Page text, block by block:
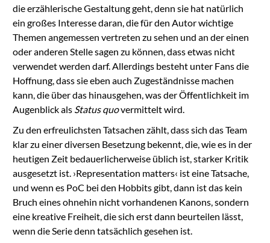
die erzählerische Gestaltung geht, denn sie hat natürlich
ein großes Interesse daran, die für den Autor wichtige
Themen angemessen vertreten zu sehen und an der einen
oder anderen Stelle sagen zu können, dass etwas nicht
verwendet werden darf. Allerdings besteht unter Fans die
Hoffnung, dass sie eben auch Zugeständnisse machen
kann, die über das hinausgehen, was der Öffentlichkeit im
Augenblick als Status quovermittelt wird.
Zu den erfreulichsten Tatsachen zählt, dass sich das Team
klar zu einer diversen Besetzung bekennt, die, wie es in der
heutigen Zeit bedauerlicherweise üblich ist, starker Kritik
ausgesetzt ist. ›Representation matters‹ ist eine Tatsache,
und wenn es PoC bei den Hobbits gibt, dann ist das kein
Bruch eines ohnehin nicht vorhandenen Kanons, sondern
eine kreative Freiheit, die sich erst dann beurteilen lässt,
wenn die Serie denn tatsächlich gesehen ist.